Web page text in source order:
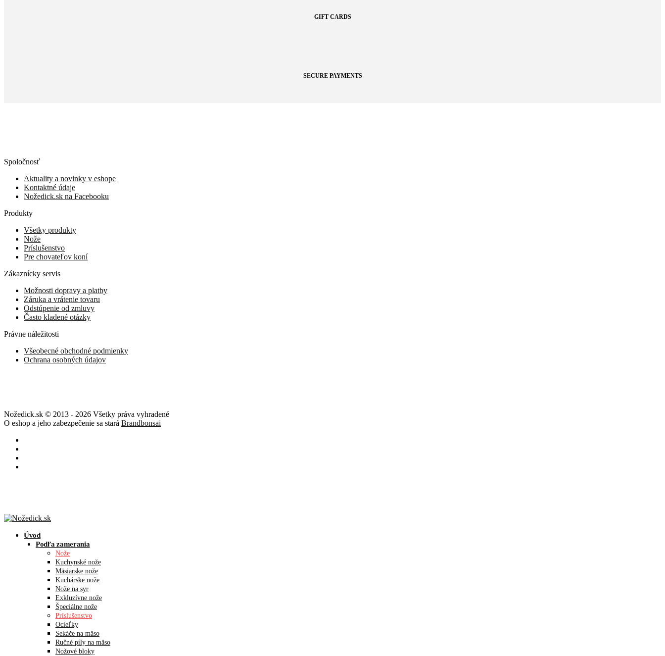
GIFT CARDS
SECURE PAYMENTS
Spoločnosť
Aktuality a novinky v eshope
Kontaktné údaje
Nožedick.sk na Facebooku
Produkty
Všetky produkty
Nože
Príslušenstvo
Pre chovateľov koní
Zákaznícky servis
Možnosti dopravy a platby
Záruka a vrátenie tovaru
Odstúpenie od zmluvy
Často kladené otázky
Právne náležitosti
Všeobecné obchodné podmienky
Ochrana osobných údajov
Nožedick.sk © 2013 - 2026 Všetky práva vyhradené
O eshop a jeho zabezpečenie sa stará Brandbonsai
Úvod
Podľa zamerania
Nože
Kuchynské nože
Mäsiarske nože
Kuchárske nože
Nože na syr
Exkluzívne nože
Špeciálne nože
Príslušenstvo
Ocieľky
Sekáče na mäso
Ručné píly na mäso
Nožové bloky